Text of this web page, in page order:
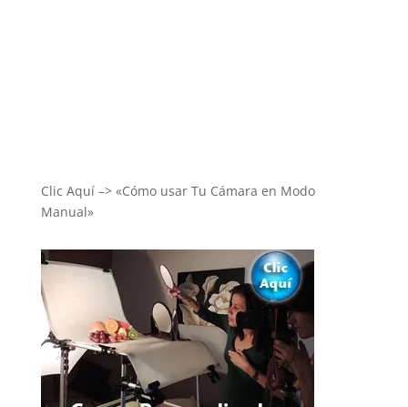
Clic Aquí –> «Cómo usar Tu Cámara en Modo
Manual»